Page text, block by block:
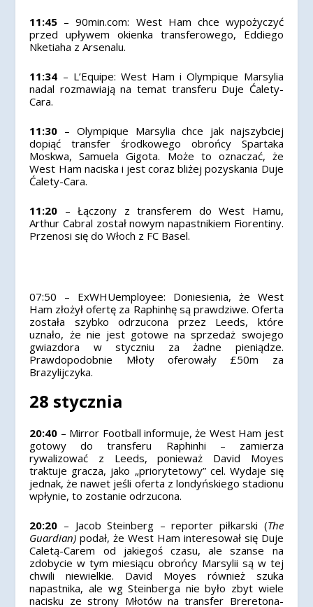
11:45 – 90min.com: West Ham chce wypożyczyć
przed upływem okienka transferowego, Eddiego
Nketiaha z Arsenalu.
11:34 – L’Equipe: West Ham i Olympique Marsylia
nadal rozmawiają na temat transferu Duje Ćalety-
Cara.
11:30 – Olympique Marsylia chce jak najszybciej
dopiąć transfer środkowego obrońcy Spartaka
Moskwa, Samuela Gigota. Może to oznaczać, że
West Ham naciska i jest coraz bliżej pozyskania Duje
Ćalety-Cara.
11:20 – Łączony z transferem do West Hamu,
Arthur Cabral został nowym napastnikiem Fiorentiny.
Przenosi się do Włoch z FC Basel.
07:50 – ExWHUemployee: Doniesienia, że West
Ham złożył ofertę za Raphinhę są prawdziwe. Oferta
została szybko odrzucona przez Leeds, które
uznało, że nie jest gotowe na sprzedaż swojego
gwiazdora w styczniu za żadne pieniądze.
Prawdopodobnie Młoty oferowały £50m za
Brazylijczyka.
28 stycznia
20:40 – Mirror Football informuje, że West Ham jest
gotowy do transferu Raphinhi – zamierza
rywalizować z Leeds, ponieważ David Moyes
traktuje gracza, jako „priorytetowy” cel. Wydaje się
jednak, że nawet jeśli oferta z londyńskiego stadionu
wpłynie, to zostanie odrzucona.
20:20 – Jacob Steinberg – reporter piłkarski (The
Guardian) podał, że West Ham interesował się Duje
Caletą-Carem od jakiegoś czasu, ale szanse na
zdobycie w tym miesiącu obrońcy Marsylii są w tej
chwili niewielkie. David Moyes również szuka
napastnika, ale wg Steinberga nie było zbyt wiele
nacisku ze strony Młotów na transfer Breretona-